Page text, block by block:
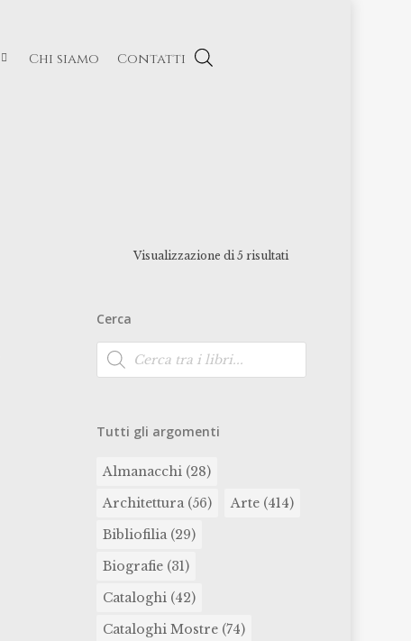
Chi siamo Contatti
Visualizzazione di 5 risultati
Cerca
Ricerca
prodotti
Tutti gli argomenti
Almanacchi(28)
Architettura(56) Arte(414)
Bibliofilia(29)
Biografie(31)
Cataloghi(42)
Cataloghi Mostre(74)